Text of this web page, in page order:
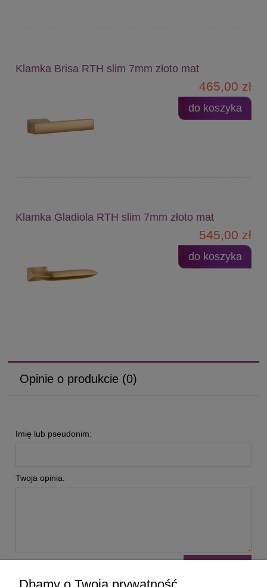
Klamka Brisa RTH slim 7mm złoto mat
465,00 zł
do koszyka
Klamka Gladiola RTH slim 7mm złoto mat
545,00 zł
do koszyka
Opinie o produkcie (0)
Imię lub pseudonim:
Twoja opinia: